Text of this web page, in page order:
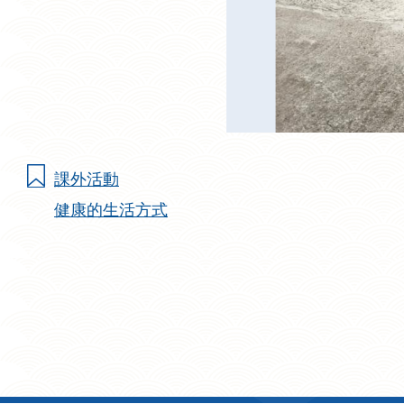
課外活動
健康的生活方式